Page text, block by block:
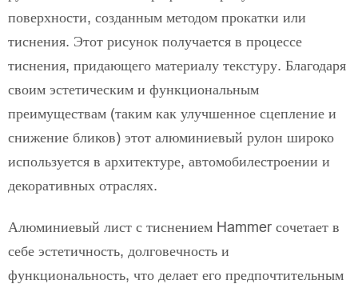
поверхности, созданным методом прокатки или
тиснения. Этот рисунок получается в процессе
тиснения, придающего материалу текстуру. Благодаря
своим эстетическим и функциональным
преимуществам (таким как улучшенное сцепление и
снижение бликов) этот алюминиевый рулон широко
используется в архитектуре, автомобилестроении и
декоративных отраслях.
Алюминиевый лист с тиснением Hammer сочетает в
себе эстетичность, долговечность и
функциональность, что делает его предпочтительным